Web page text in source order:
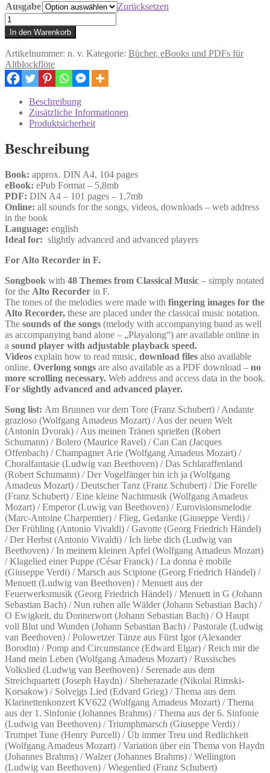
Ausgabe
Zurücksetzen
48
Themes
from
Classical
Music
for
the
Recorder
Menge
In den Warenkorb
Artikelnummer: n. v. Kategorie: Bücher, eBooks und PDFs für
Altblockflöte
Beschreibung
Zusätzliche Informationen
Produktsicherheit
Beschreibung
Book: approx. DIN A4, 104 pages
eBook: ePub Format – 5,8mb
PDF: DIN A4 – 101 pages – 1,7mb
Online: all sounds for the songs, videos, downloads – web address
in the book
Language: english
Ideal for: slightly advanced and advanced players
For Alto Recorder in F.
Songbook with 48 Themes from Classical Music – simply notated
for the Alto Recorder in F.
The tones of the melodies were made with fingering images for the
Alto Recorder, these are placed under the classical music notation.
The sounds of the songs (melody with accompanying band as well
as accompanying band alone – „Playalong“) are available online in
a sound player with adjustable playback speed.
Videos explain how to read music, download files also available
online. Overlong songs are also available as a PDF download – no
more scrolling necessary. Web address and access data in the book.
For slightly advanced and advanced player.
Song list: Am Brunnen vor dem Tore (Franz Schubert) / Andante
grazioso (Wolfgang Amadeus Mozart) / Aus der neuen Welt
(Antonin Dvorak) / Aus meinen Tränen sprießen (Robert
Schumann) / Bolero (Maurice Ravel) / Can Can (Jacques
Offenbach) / Champagner Arie (Wolfgang Amadeus Mozart) /
Choralfantasie (Ludwig van Beethoven) / Das Schlaraffenland
(Robert Schumann) / Der Vogelfänger bin ich ja (Wolfgang
Amadeus Mozart) / Deutscher Tanz (Franz Schubert) / Die Forelle
(Franz Schubert) / Eine kleine Nachtmusik (Wolfgang Amadeus
Mozart) / Emperor (Luwig van Beethoven) / Eurovisionsmelodie
(Marc-Antoine Charpentier) / Flieg, Gedanke (Giuseppe Verdi) /
Der Frühling (Antonio Vivaldi) / Gavotte (Georg Friedrich Händel)
/ Der Herbst (Antonio Vivaldi) / Ich liebe dich (Ludwig van
Beethoven) / In meinem kleinen Apfel (Wolfgang Amadeus Mozart)
/ Klagelied einer Puppe (César Franck) / La donna è mobile
(Giuseppe Verdi) / Marsch aus Scipione (Georg Friedrich Händel) /
Menuett (Ludwig van Beethoven) / Menuett aus der
Feuerwerksmusik (Georg Friedrich Händel) / Menuett in G (Johann
Sebastian Bach) / Nun ruhen alle Wälder (Johann Sebastian Bach) /
O Ewigkeit, du Donnerwort (Johann Sebastian Bach) / O Haupt
voll Blut und Wunden (Johann Sebastian Bach) / Pastorale (Ludwig
van Beethoven) / Polowetzer Tänze aus Fürst Igor (Alexander
Borodin) / Pomp and Circumstance (Edward Elgar) / Reich mir die
Hand mein Leben (Wolfgang Amadeus Mozart) / Russisches
Volkslied (Ludwig van Beethoven) / Serenade aus dem
Streichquartett (Joseph Haydn) / Sheherazade (Nikolai Rimski-
Korsakow) / Solvejgs Lied (Edvard Grieg) / Thema aus dem
Klarinettenkonzert KV622 (Wolfgang Amadeus Mozart) / Thema
aus der 1. Sinfonie (Johannes Brahms) / Thema aus der 6. Sinfonie
(Ludwig van Beethoven) / Triumphmarsch (Giuseppe Verdi) /
Trumpet Tune (Henry Purcell) / Üb immer Treu und Redlichkeit
(Wolfgang Amadeus Mozart) / Variation über ein Thema von Haydn
(Johannes Brahms) / Walzer (Johannes Brahms) / Wellington
(Ludwig van Beethoven) / Wiegenlied (Franz Schubert)